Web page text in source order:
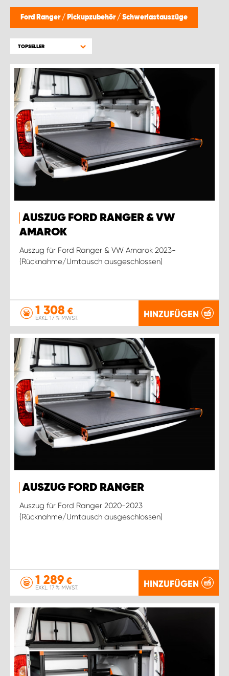
Ford Ranger / Pickupzubehör / Schwerlastauszüge
TOPSELLER
AUSZUG FORD RANGER & VW
AMAROK
Auszug für Ford Ranger & VW Amarok 2023-
(Rücknahme/Umtausch ausgeschlossen)
1 308 €
EXKL. 17 % MWST. HINZUFÜGEN
AUSZUG FORD RANGER
Auszug für Ford Ranger 2020-2023
(Rücknahme/Umtausch ausgeschlossen)
1 289 €
EXKL. 17 % MWST. HINZUFÜGEN